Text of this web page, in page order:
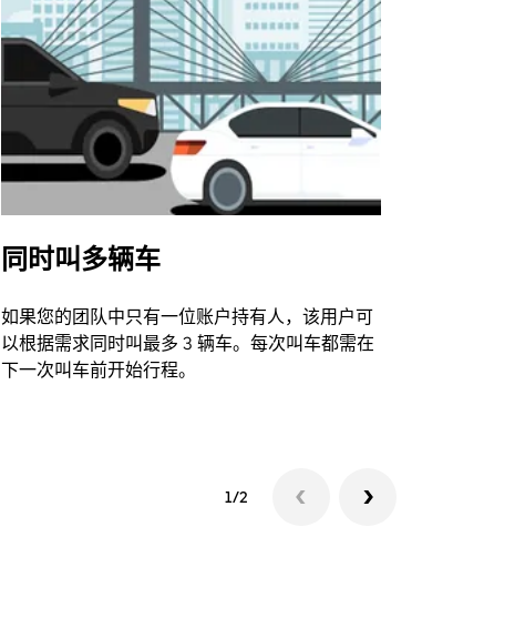
同时叫多辆车
如果您的团队中只有一位账户持有人，该用户可
以根据需求同时叫最多 3 辆车。每次叫车都需在
下一次叫车前开始行程。
1/2